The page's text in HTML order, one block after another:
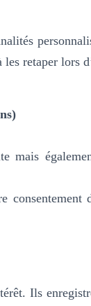
retaper lors
mais
Ils